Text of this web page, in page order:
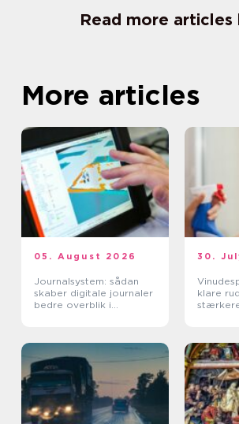
Read more articles
More articles
05. August 2026
Journalsystem: sådan
skaber digitale journaler
bedre overblik i
30.
klare